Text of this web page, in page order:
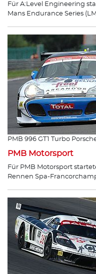
Für A:Level Engineering
Mans Endurance Series
PMB 996 GT1 Turbo
PMB Motorsport
Für PMB Motorsport
Rennen Spa-